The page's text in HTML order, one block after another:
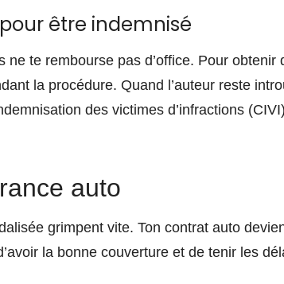
être indemnisé
ne te rembourse pas d’office. Pour obtenir
la procédure. Quand l’auteur reste
des victimes d’infractions
auto
grimpent vite. Ton contrat auto
la bonne couverture et de tenir les